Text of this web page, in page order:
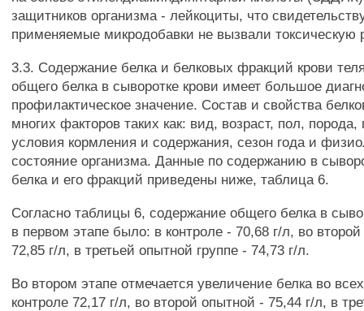
защитников организма - лейкоциты, что
применяемые микродобавки не вызвали токсическую
3.3. Содержание белка и белковых фракций крови
общего белка в сыворотке крови имеет большое
профилактическое значение. Состав и свойства
многих факторов таких как: вид, возраст, пол, порода,
условия кормления и содержания, сезон года и
состояние организма. Данные по содержанию в
белка и его фракций приведены ниже, таблица 6.
Согласно таблицы 6, содержание общего белка в
в первом этапе было: в контроле - 70,68 г/л, во
72,85 г/л, в третьей опытной группе - 74,73 г/л.
Во втором этапе отмечается увеличение белка во
контроле 72,17 г/л, во второй опытной - 75,44 г/л, в